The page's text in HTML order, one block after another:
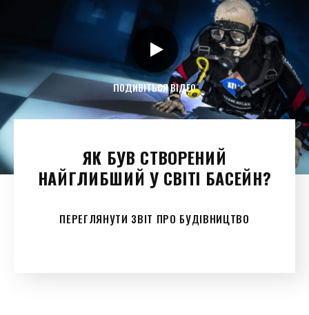
ПОДИВІТЬСЯ ВІДЕО
ЯК БУВ СТВОРЕНИЙ
НАЙГЛИБШИЙ У СВІТІ БАСЕЙН?
ПЕРЕГЛЯНУТИ ЗВІТ ПРО БУДІВНИЦТВО